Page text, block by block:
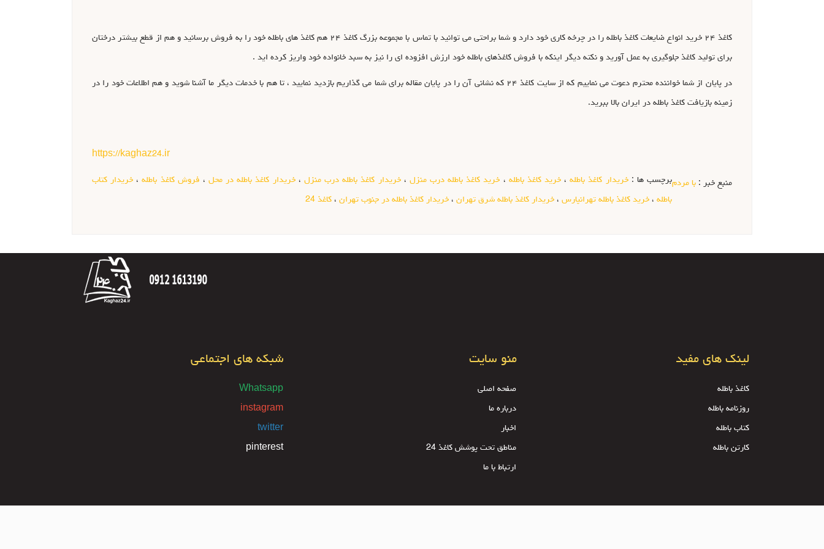
کاغذ ۲۴ خرید انواع ضایعات کاغذ باطله را در چرخه کاری خود دارد و شما براحتی می توانید با تماس با مجموعه بزرگ کاغذ ۲۴ هم کاغذ های باطله خود را به فروش برسانید و هم از قطع بیشتر درختان
برای تولید کاغذ جلوگیری به عمل آورید و نکته دیگر اینکه با فروش کاغذهای باطله خود ارزش افزوده ای را نیز به سبد خانواده خود واریز کرده اید .
در پایان از شما خواننده محترم دعوت می نماییم که از سایت کاغذ ۲۴ که نشانی آن را در پایان مقاله برای شما می گذاریم بازدید نمایید ، تا هم با خدمات دیگر ما آشنا شوید و هم اطلاعات خود را در
زمینه بازیافت کاغذ باطله در ایران بالا ببرید.
https://kaghaz24.ir
منبع خبر : با مردمبرچسب ها :خریدار کاغذ باطله، خرید کاغذ باطله ، خرید کاغذ باطله درب منزل ،خریدار کاغذ باطله درب منزل ،خریدار کاغذ باطله در محل، فروش کاغذ باطله، خریدار کتاب
باطله ، خرید کاغذ باطله تهرانپارس ، خریدار کاغذ باطله شرق تهران ، خریدار کاغذ باطله در جنوب تهران ، کاغذ 24
لینک های مفید
کاغذ باطله
روزنامه باطله
کتاب باطله
کارتن باطله
منو سایت
صفحه اصلی
درباره ما
اخبار
مناطق تحت پوشش کاغذ 24
ارتباط با ما
شبکه های اجتماعی
Whatsapp
instagram
twitter
pinterest